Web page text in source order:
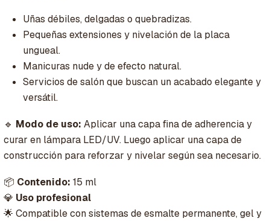
Uñas débiles, delgadas o quebradizas.
Pequeñas extensiones y nivelación de la placa
ungueal.
Manicuras nude y de efecto natural.
Servicios de salón que buscan un acabado elegante y
versátil.
🔹 Modo de uso: Aplicar una capa fina de adherencia y
curar en lámpara LED/UV. Luego aplicar una capa de
construcción para reforzar y nivelar según sea necesario.
📦 Contenido: 15 ml
💎 Uso profesional
🌟 Compatible con sistemas de esmalte permanente, gel y